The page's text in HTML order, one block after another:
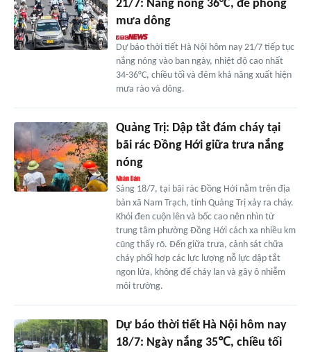
21/7: Nắng nóng 36°C, đề phòng
mưa dông
Dự báo thời tiết Hà Nội hôm nay 21/7 tiếp tục
nắng nóng vào ban ngày, nhiệt độ cao nhất
34-36°C, chiều tối và đêm khả năng xuất hiện
mưa rào và dông.
Quảng Trị: Dập tắt đám cháy tại
bãi rác Đồng Hới giữa trưa nắng
nóng
Sáng 18/7, tại bãi rác Đồng Hới nằm trên địa
bàn xã Nam Trạch, tỉnh Quảng Trị xảy ra cháy.
Khói đen cuộn lên và bốc cao nên nhìn từ
trung tâm phường Đồng Hới cách xa nhiều km
cũng thấy rõ. Đến giữa trưa, cảnh sát chữa
cháy phối hợp các lực lượng nỗ lực dập tắt
ngọn lửa, không để cháy lan và gây ô nhiễm
môi trường.
Dự báo thời tiết Hà Nội hôm nay
18/7: Ngày nắng 35℃, chiều tối